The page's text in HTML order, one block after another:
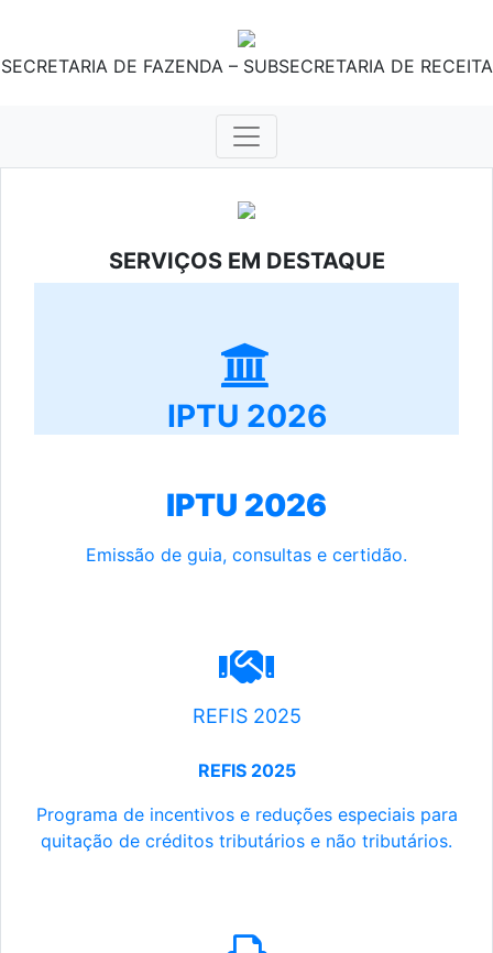
SECRETARIA DE FAZENDA – SUBSECRETARIA DE RECEITA
SERVIÇOS EM DESTAQUE
IPTU 2026
IPTU 2026
Emissão de guia, consultas e certidão.
REFIS 2025
REFIS 2025
Programa de incentivos e reduções especiais para
quitação de créditos tributários e não tributários.